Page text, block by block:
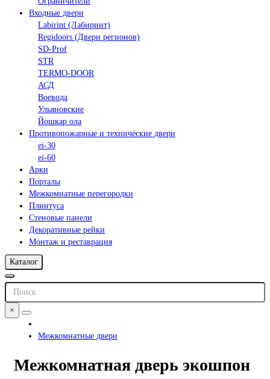
Входные двери
Labirint (Лабиринт)
Regidoors (Двери регионов)
SD-Prof
STR
TERMO-DOOR
АСД
Воевода
Ульяновские
Йошкар ола
Противопожарные и технические двери
ei-30
ei-60
Арки
Порталы
Межкомнатные перегородки
Плинтуса
Стеновые панели
Декоративные рейки
Монтаж и реставрация
Каталог
×
Межкомнатные двери
Межкомнатная дверь экошпон